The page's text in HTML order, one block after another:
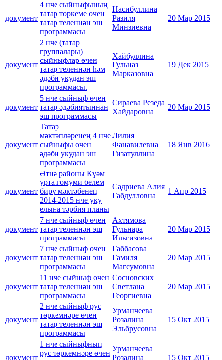
документ
4 нче сыйныфының
татар төркеме өчен
татар теленнән эш
программасы
Насибуллина
Разиля
Минзиевна
20 Мар 2015
документ
2 нче (татар
группалары)
сыйныфлар өчен
татар теленнән һәм
әдәби укудан эш
программасы.
Хайбуллина
Гульназ
Марказовна
19 Дек 2015
документ
5 нче сыйныф өчен
татар әдәбиятыннан
эш программасы
Сираева Резеда
Хайдаровна
20 Мар 2015
документ
Татар
мәктәпләренең 4 нче
сыйныфы өчен
әдәби укудан эш
программасы
Лилия
Фанавилевна
Гизатуллина
18 Янв 2016
документ
Әтнә районы Күәм
урта гомуми белем
бирү мәктәбенең
2014-2015 нче уку
елына тәрбия планы
Садриева Алия
Габдулловна
1 Апр 2015
документ
7 нче сыйныф өчен
татар теленнән эш
программасы
Ахтямова
Гульнара
Ильгизовна
20 Мар 2015
документ
7 нче сыйныф өчен
татар теленнән эш
программасы
Габбасова
Гамиля
Магсумовна
20 Мар 2015
документ
11 нче сыйныф өчен
татар теленнән эш
программасы
Сосновских
Светлана
Георгиевна
20 Мар 2015
документ
2 нче сыйныф рус
төркемнәре өчен
татар теленнән эш
программасы
Урманчеева
Розалина
Эльбрусовна
15 Окт 2015
документ
1 нче сыйныфның
рус төркемнәре өчен
Урманчеева
Розалина
15 Окт 2015